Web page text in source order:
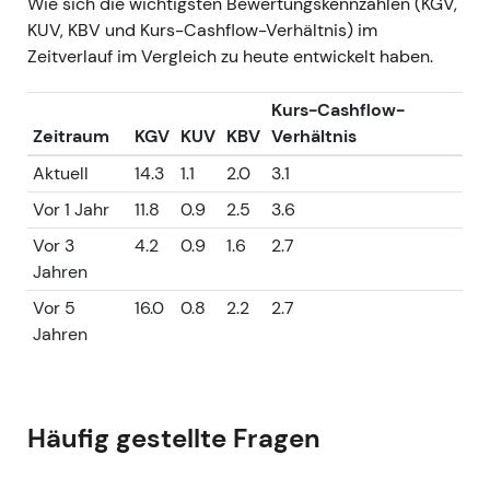
KUV, KBV und Kurs-Cashflow-Verhältnis) im
Zeitverlauf im Vergleich zu heute entwickelt haben.
Zeitraum KGV KUV KBV
Kurs-Cashflow-
Verhältnis
Aktuell
14.3 1.1 2.0
3.1
Vor 1 Jahr
11.8 0.9 2.5
3.6
Vor 3
Jahren
4.2 0.9 1.6 2.7
Vor 5
Jahren
16.0 0.8 2.2 2.7
Häufig gestellte Fragen